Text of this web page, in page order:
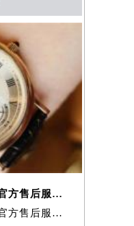
1、亲身探访北京宝玑官方售后服务中心｜网点地址及服务热线（2026年7月
2、亲身探访北京宝玑官方售后服务中心｜电话和完整地址（2026年7月最新）